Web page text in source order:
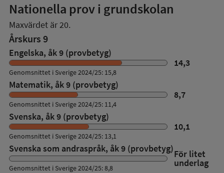
Nationella prov i grundskolan
Maxvärdet är 20.
Årskurs 9
Engelska, åk 9 (provbetyg)
14,3
Genomsnittet i Sverige 2024/25: 15,8
Matematik, åk 9 (provbetyg)
8,7
Genomsnittet i Sverige 2024/25: 11,4
Svenska, åk 9 (provbetyg)
10,1
Genomsnittet i Sverige 2024/25: 13,1
Svenska som andraspråk, åk 9 (provbetyg)För litet
underlag
Genomsnittet i Sverige 2024/25: 8,8